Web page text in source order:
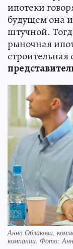
ипотеки
будущем она
штучной.
рыночная
строительная
Анна Облакова,
компании. Фото: